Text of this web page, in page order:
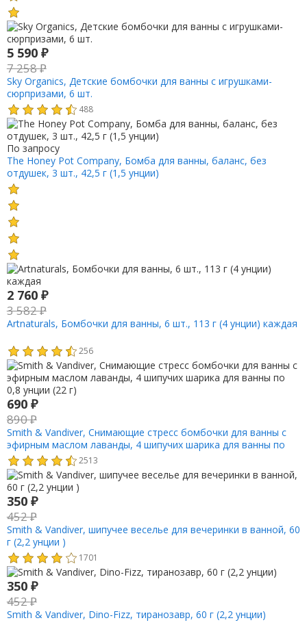
5 590 ₽
7 258₽
Sky Organics, Детские бомбочки для ванны с игрушками-
сюрпризами, 6 шт.
488
По запросу
The Honey Pot Company, Бомба для ванны, баланс, без
отдушек, 3 шт., 42,5 г (1,5 унции)
2 760 ₽
3 582₽
Artnaturals, Бомбочки для ванны, 6 шт., 113 г (4 унции) каждая
256
690 ₽
890₽
Smith & Vandiver, Снимающие стресс бомбочки для ванны с
эфирным маслом лаванды, 4 шипучих шарика для ванны по
0,8 унции (22 г)2513
350 ₽
452₽
Smith & Vandiver, шипучее веселье для вечеринки в ванной, 60
г (2,2 унции )
1701
350 ₽
452₽
Smith & Vandiver, Dino-Fizz, тиранозавр, 60 г (2,2 унции)